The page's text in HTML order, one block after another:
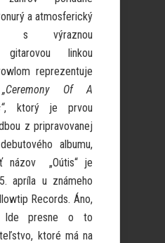
a atmosferický
s výraznou
gitarovou linkou
reprezentuje
„Ceremony Of A
, ktorý je prvou
z pripravovanej
albumu,
názov „Oútis“ je
apríla u známeho
Records. Áno,
Ide presne o to
ktoré má na